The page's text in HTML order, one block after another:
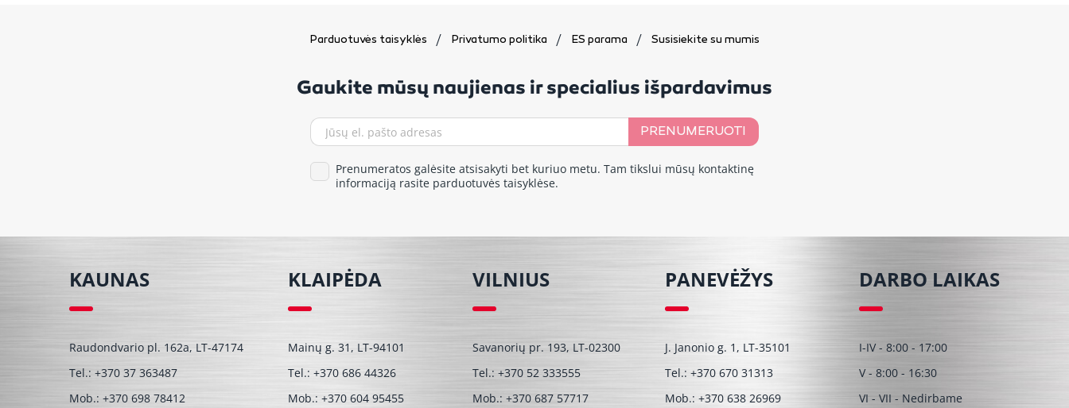
Parduotuvės taisyklės Privatumo politika ES parama Susisiekite su mumis
Gaukite mūsų naujienas ir specialius išpardavimus
PRENUMERUOTI
Prenumeratos galėsite atsisakyti bet kuriuo metu. Tam tikslui mūsų kontaktinę
informaciją rasite parduotuvės taisyklėse.
KAUNAS
Raudondvario pl. 162a, LT-47174
Tel.: +370 37 363487
Mob.: +370 698 78412
KLAIPĖDA
Mainų g. 31, LT-94101
Tel.:+370 686 44326
Mob.:+370 604 95455
VILNIUS
Savanorių pr. 193, LT-02300
Tel.: +370 52 333555
Mob.: +370 687 57717
PANEVĖŽYS
J. Janonio g. 1, LT-35101
Tel.: +370 670 31313
Mob.: +370 638 26969
DARBO LAIKAS
I-IV - 8:00 - 17:00
V - 8:00 - 16:30
VI - VII - Nedirbame